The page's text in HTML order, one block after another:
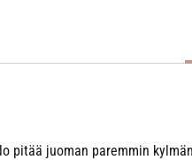
pitää juoman paremmin